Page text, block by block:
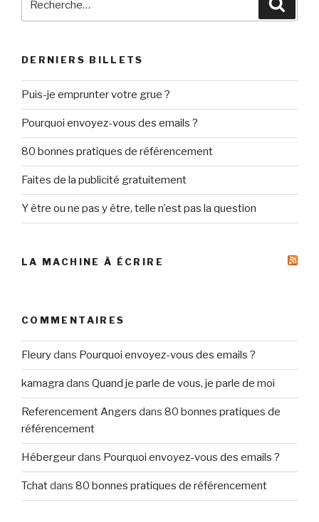
pour
DERNIERS BILLETS
Puis-je emprunter votre grue ?
Pourquoi envoyez-vous des emails ?
80 bonnes pratiques de référencement
Faites de la publicité gratuitement
Y être ou ne pas y être, telle n’est pas la question
LA MACHINE À ÉCRIRE
COMMENTAIRES
Fleurydans Pourquoi envoyez-vous des emails ?
kamagra dans Quand je parle de vous, je parle de moi
Referencement Angers dans 80 bonnes pratiques de
référencement
Hébergeurdans Pourquoi envoyez-vous des emails ?
Tchatdans 80 bonnes pratiques de référencement